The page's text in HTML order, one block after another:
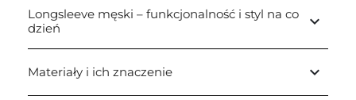
Longsleeve męski – funkcjonalność i styl na co
dzień
keyboard_arrow_down
Materiały i ich znaczenie keyboard_arrow_down